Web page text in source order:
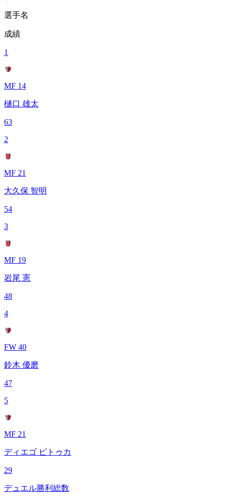
選手名
成績
1
MF 14
樋口 雄太
63
2
MF 21
大久保 智明
54
3
MF 19
岩尾 憲
48
4
FW 40
鈴木 優磨
47
5
MF 21
ディエゴ ピトゥカ
29
デュエル勝利総数